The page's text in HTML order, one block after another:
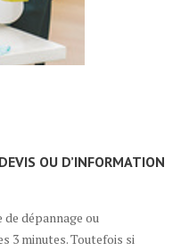
OU D’INFORMATION
dépannage ou
3 minutes. Toutefois si